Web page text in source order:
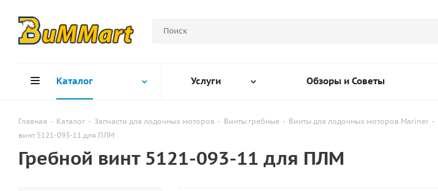
Каталог Услуги Обзоры и Советы
Главная - Каталог - Запчасти для лодочных моторов - Винты гребные - Винты для лодочных моторов Mariner -
винт 5121-093-11 для ПЛМ
Гребной винт 5121-093-11 для ПЛМ